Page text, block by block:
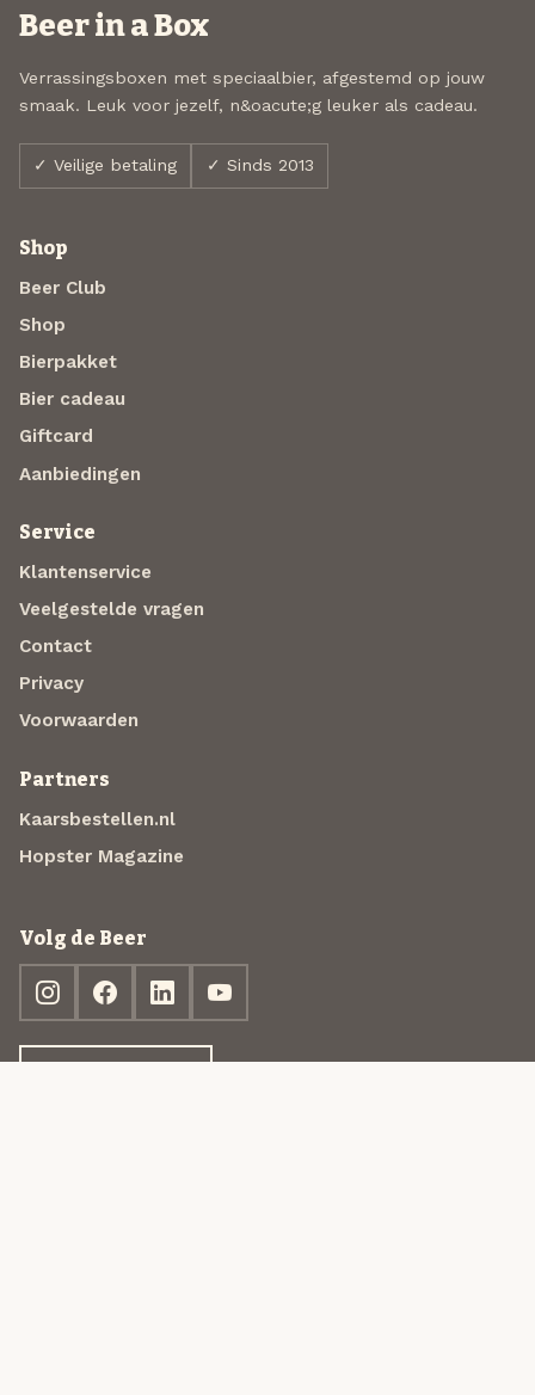
Beer in a Box
Verrassingsboxen met speciaalbier, afgestemd op jouw
smaak. Leuk voor jezelf, n&oacute;g leuker als cadeau.
✓ Veilige betaling ✓ Sinds 2013
Shop
Beer Club
Shop
Bierpakket
Bier cadeau
Giftcard
Aanbiedingen
Service
Klantenservice
Veelgestelde vragen
Contact
Privacy
Voorwaarden
Partners
Kaarsbestellen.nl
Hopster Magazine
Volg de Beer